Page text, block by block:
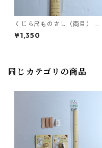
くじら尺ものさし（両目） 二
尺
¥1,350
同じカテゴリの商品